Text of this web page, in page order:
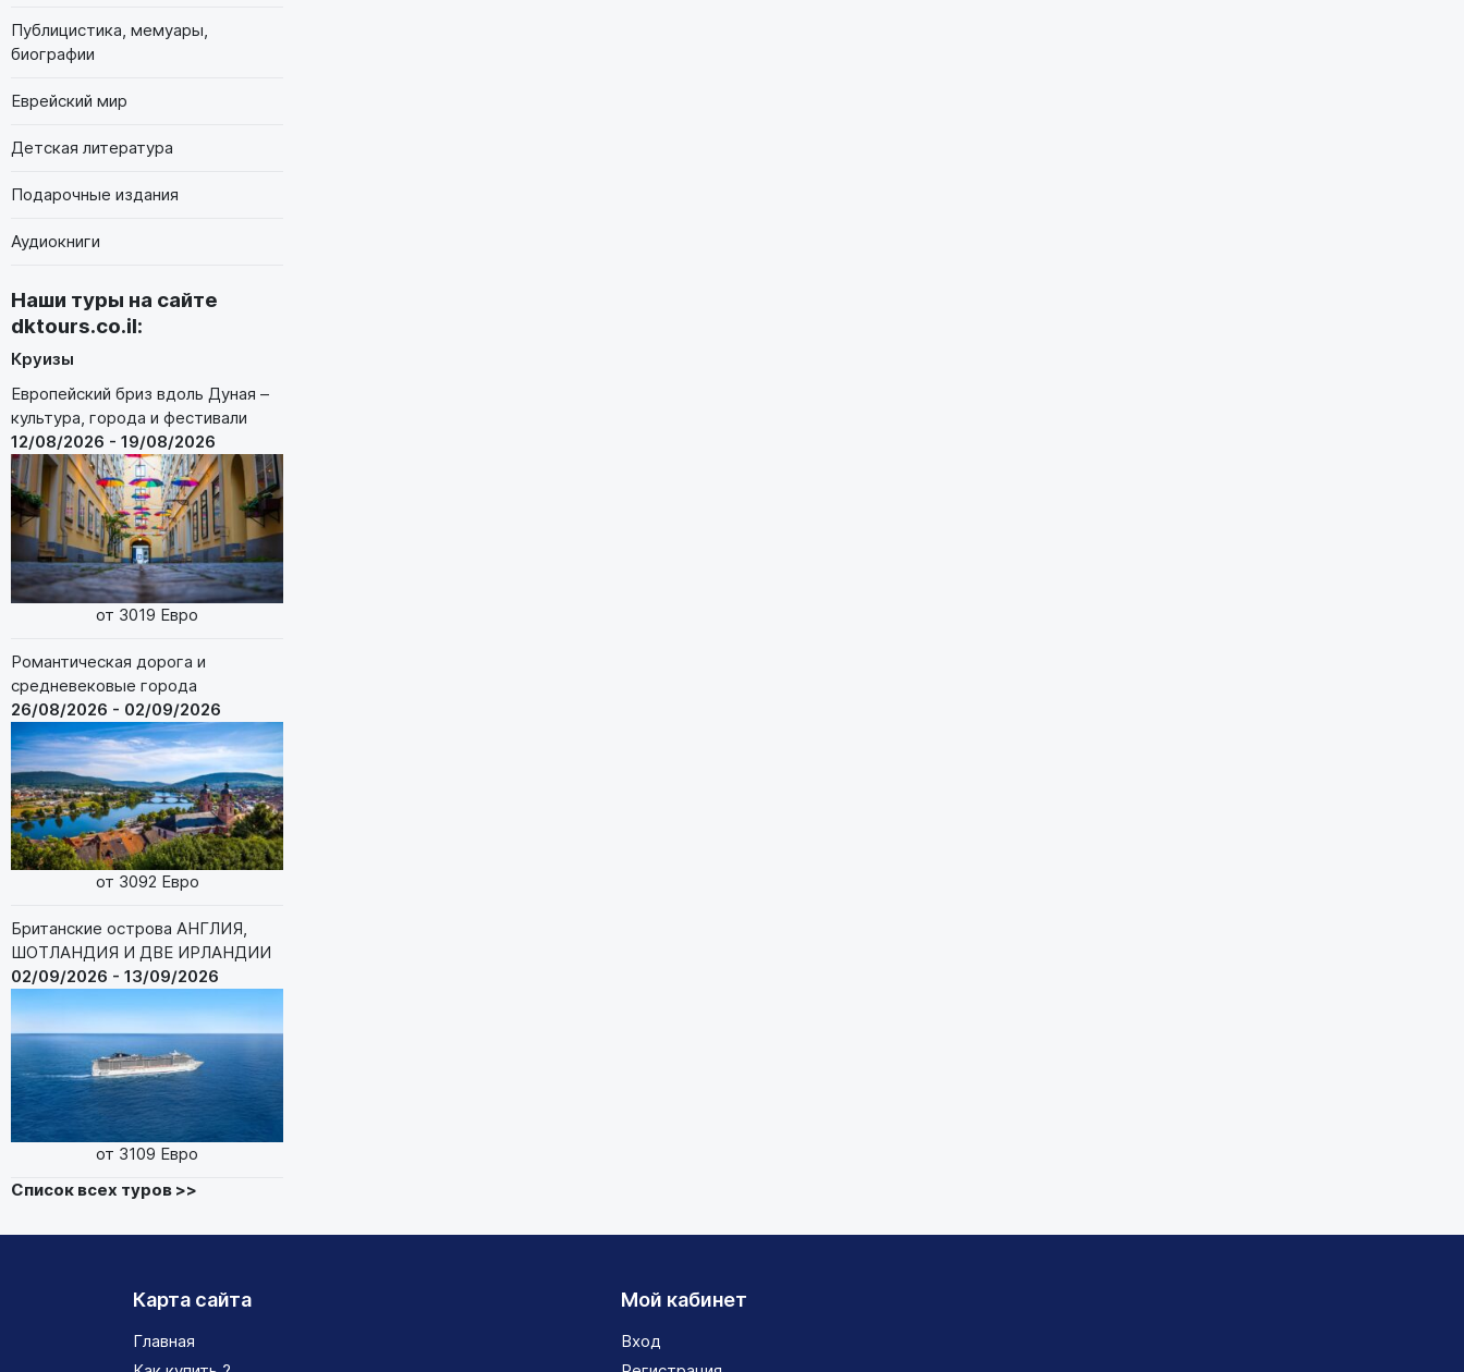
Публицистика, мемуары,
биографии
Еврейский мир
Детская литература
Подарочные издания
Аудиокниги
Наши туры на сайте
dktours.co.il:
Круизы
Европейский бриз вдоль Дуная –
культура, города и фестивали
12/08/2026 - 19/08/2026
от 3019 Евро
Романтическая дорога и
средневековые города
26/08/2026 - 02/09/2026
от 3092 Евро
Британские острова АНГЛИЯ,
ШОТЛАНДИЯ И ДВЕ ИРЛАНДИИ
02/09/2026 - 13/09/2026
от 3109 Евро
Список всех туров >>
Карта сайта
Главная
Мой кабинет
Вход